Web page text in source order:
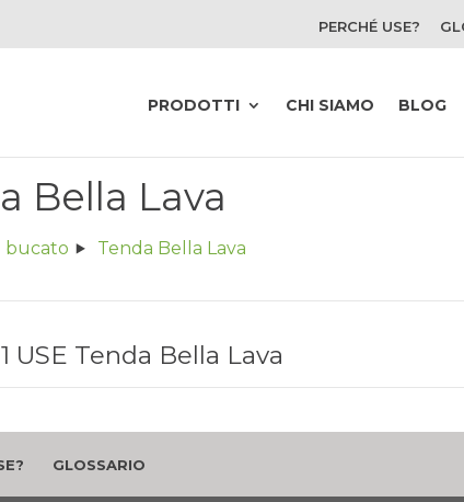
PERCHÉ USE?
PRODOTTI CHI SIAMO BLOG
Bella Lava
bucato Tenda Bella Lava
USE Tenda Bella Lava
GLOSSARIO